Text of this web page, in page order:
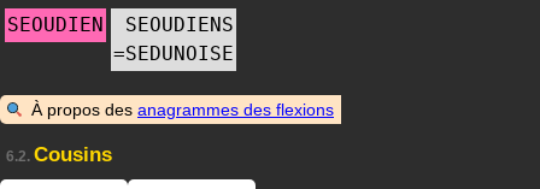
SEOUDIEN
SEOUDIENS
=SEDUNOISE
À propos des anagrammes des flexions
6.2. Cousins